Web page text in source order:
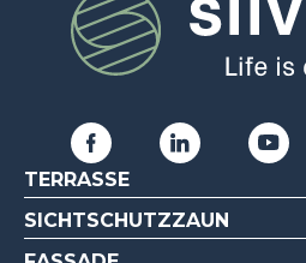
TERRASSE
SICHTSCHUTZZAUN